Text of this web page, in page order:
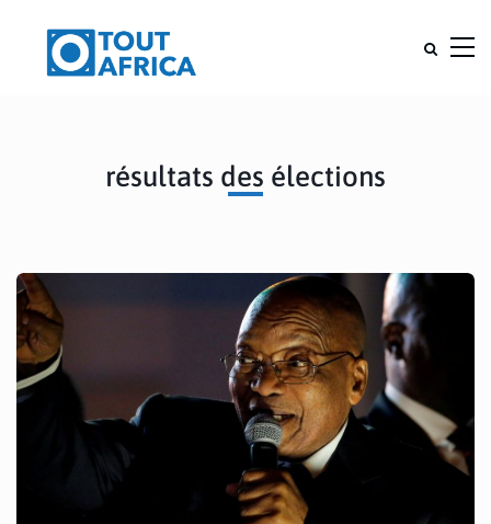
résultats des élections